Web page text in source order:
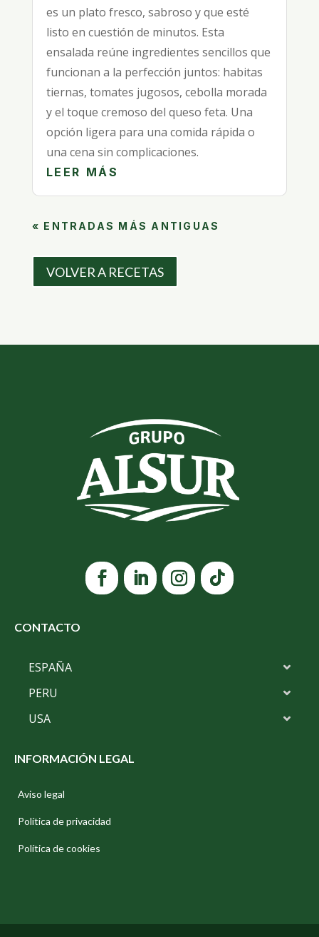
es un plato fresco, sabroso y que esté
listo en cuestión de minutos. Esta
ensalada reúne ingredientes sencillos que
funcionan a la perfección juntos: habitas
tiernas, tomates jugosos, cebolla morada
y el toque cremoso del queso feta. Una
opción ligera para una comida rápida o
una cena sin complicaciones.
LEER MÁS
« ENTRADAS MÁS ANTIGUAS
VOLVER A RECETAS
CONTACTO
ESPAÑA
PERU
USA
INFORMACIÓN LEGAL
Aviso legal
Política de privacidad
Política de cookies